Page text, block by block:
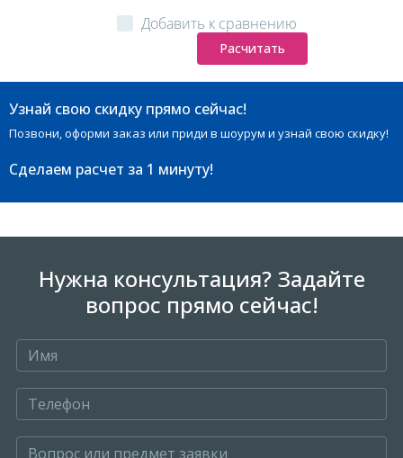
Добавить к сравнению
Расчитать
Узнай свою скидку прямо сейчас!
Позвони, оформи заказ или приди в шоурум и узнай свою скидку!
Сделаем расчет за 1 минуту!
Нужна консультация? Задайте
вопрос прямо сейчас!